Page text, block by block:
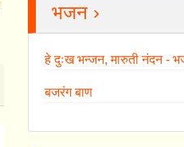
भजन ›
हे दुःख भन्जन, मारुती नंदन -
बजरंग बाण